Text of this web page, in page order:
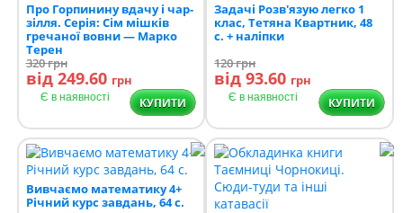
Про Горпинину вдачу і чар-
зілля. Серія: Сім мішків
гречаної вовни — Марко
Терен
320грн
від 249.60 грн
Є в наявності КУПИТИ
Задачі Розв'язую легко 1
клас, Тетяна Квартник, 48
с. + наліпки
120грн
від 93.60 грн
Є в наявності КУПИТИ
Вивчаємо математику 4+
Річний курс завдань, 64 с.